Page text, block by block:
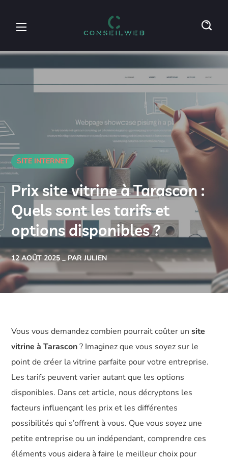
SITE INTERNET
Prix site vitrine à Tarascon :
Quels sont les tarifs et
options disponibles ?
12 AOÛT 2025 PAR JULIEN
Vous vous demandez combien pourrait coûter unsite
vitrine à Tarascon? Imaginez que vous soyez sur le
point de créer la vitrine parfaite pour votre entreprise.
Les tarifs peuvent varier autant que les options
disponibles. Dans cet article, nous décryptons les
facteurs influençant les prix et les différentes
possibilités qui s’offrent à vous. Que vous soyez une
petite entreprise ou un indépendant, comprendre ces
éléments vous aidera à faire le meilleur choix pour